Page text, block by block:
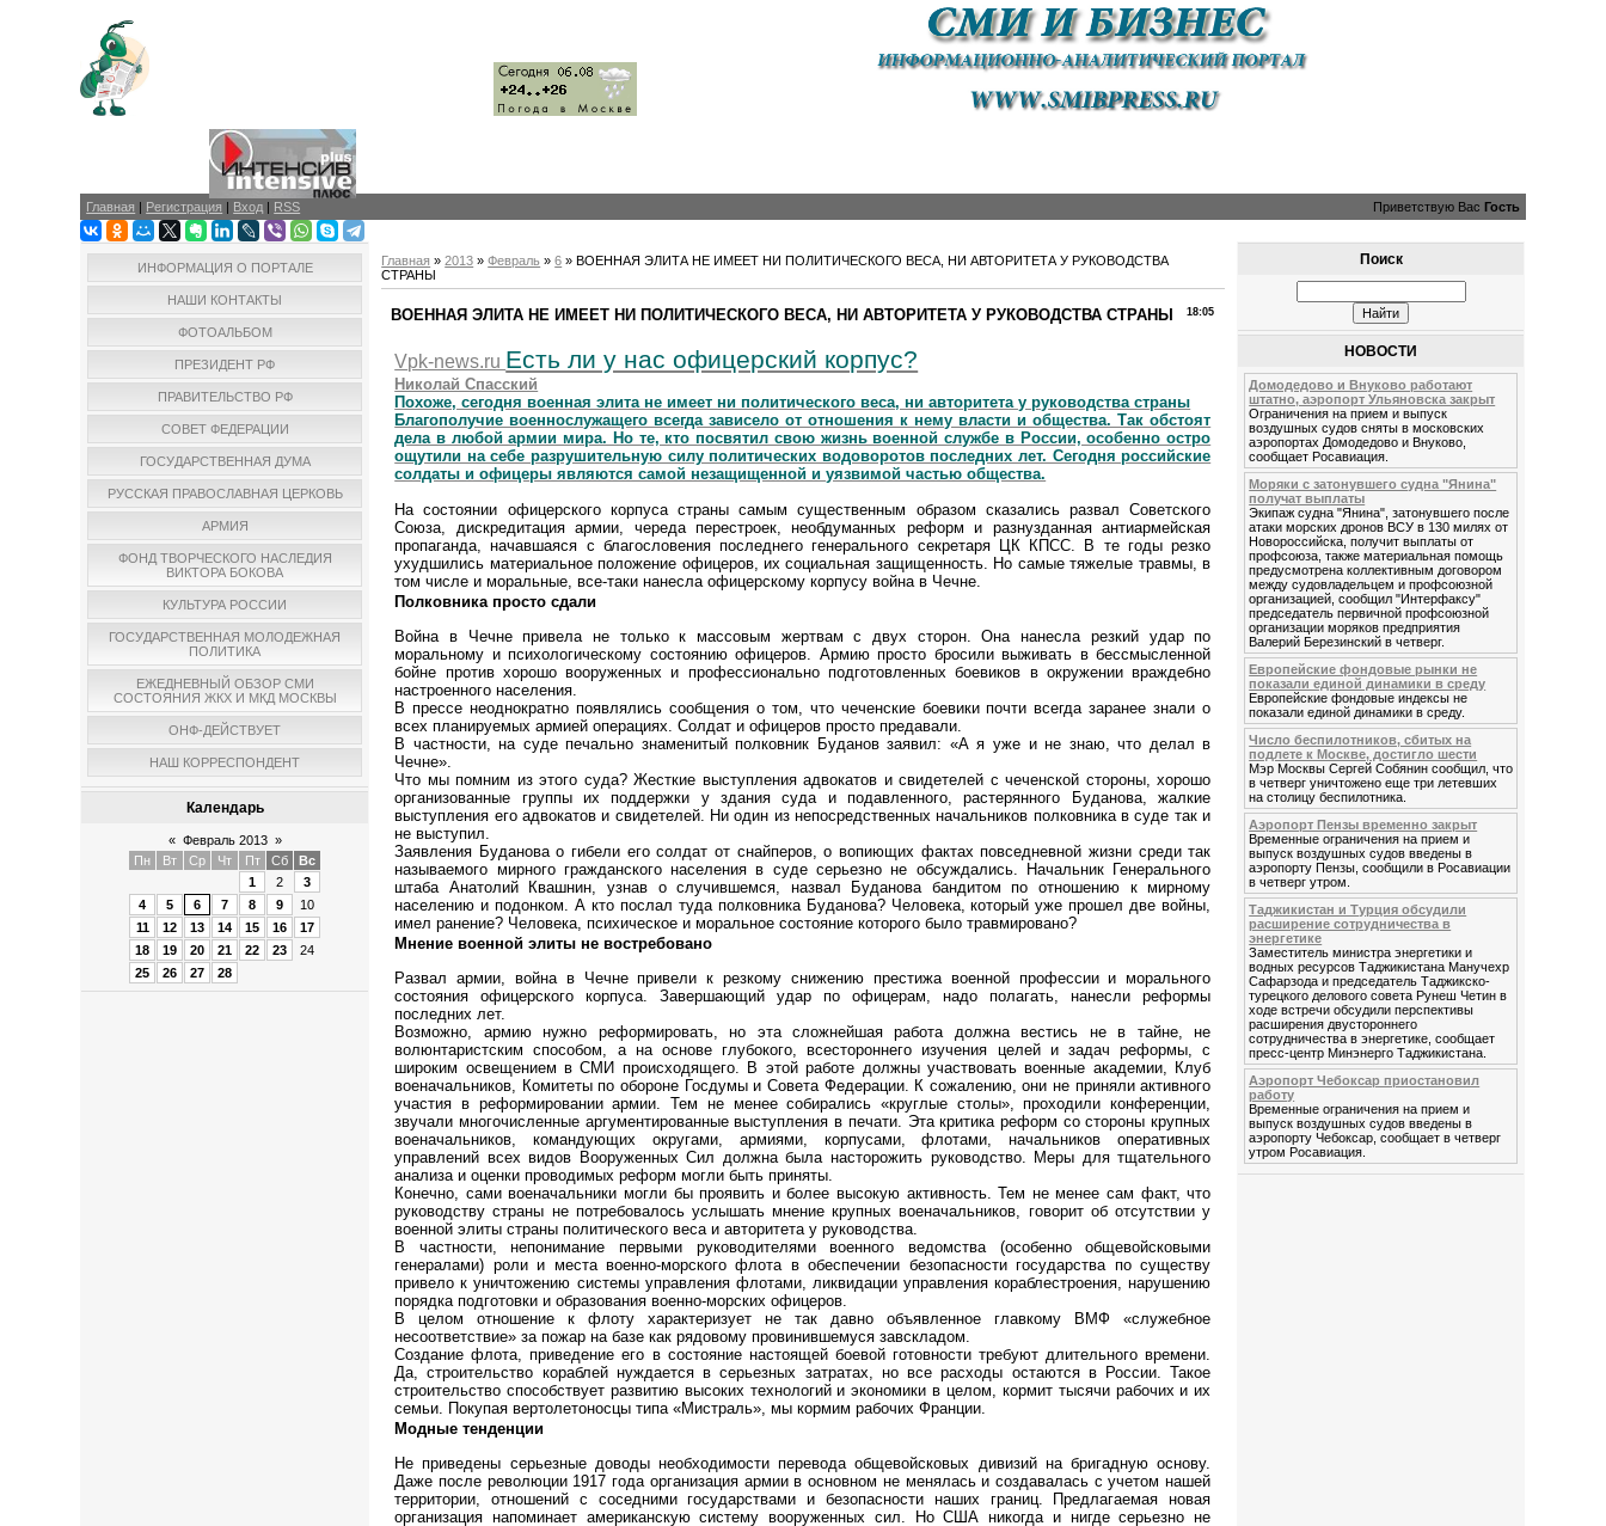
Главная | Регистрация | Вход | RSS Приветствую Вас Гость
ИНФОРМАЦИЯ О ПОРТАЛЕ
НАШИ КОНТАКТЫ
ФОТОАЛЬБОМ
ПРЕЗИДЕНТ РФ
ПРАВИТЕЛЬСТВО РФ
СОВЕТ ФЕДЕРАЦИИ
ГОСУДАРСТВЕННАЯ ДУМА
РУССКАЯ ПРАВОСЛАВНАЯ ЦЕРКОВЬ
АРМИЯ
ФОНД ТВОРЧЕСКОГО НАСЛЕДИЯ
ВИКТОРА БОКОВА
КУЛЬТУРА РОССИИ
ГОСУДАРСТВЕННАЯ МОЛОДЕЖНАЯ
ПОЛИТИКА
ЕЖЕДНЕВНЫЙ ОБЗОР СМИ
СОСТОЯНИЯ ЖКХ И МКД МОСКВЫ
ОНФ-ДЕЙСТВУЕТ
НАШ КОРРЕСПОНДЕНТ
Календарь
« Февраль 2013 »
Пн
Вт Ср Чт Пт Сб
Вс
1
2
3
4
5 6 7 8 9
10
11
12 13 14 15 16
17
18
19 20 21 22 23
24
25
26 27 28
Главная »2013 » Февраль » 6 » ВОЕННАЯ ЭЛИТА НЕ ИМЕЕТ НИ ПОЛИТИЧЕСКОГО ВЕСА, НИ АВТОРИТЕТА У РУКОВОДСТВА
СТРАНЫ
18:05
ВОЕННАЯ ЭЛИТА НЕ ИМЕЕТ НИ ПОЛИТИЧЕСКОГО ВЕСА, НИ АВТОРИТЕТА У РУКОВОДСТВА СТРАНЫ
Vpk-news.ru Есть ли у нас офицерский корпус?
Николай Спасский
Похоже, сегодня военная элита не имеет ни политического веса, ни авторитета у руководства страны
Благополучие военнослужащего всегда зависело от отношения к нему власти и общества. Так обстоят
дела в любой армии мира. Но те, кто посвятил свою жизнь военной службе в России, особенно остро
ощутили на себе разрушительную силу политических водоворотов последних лет. Сегодня российские
солдаты и офицеры являются самой незащищенной и уязвимой частью общества.
На состоянии офицерского корпуса страны самым существенным образом сказались развал Советского
Союза, дискредитация армии, череда перестроек, необдуманных реформ и разнузданная антиармейская
пропаганда, начавшаяся с благословения последнего генерального секретаря ЦК КПСС. В те годы резко
ухудшились материальное положение офицеров, их социальная защищенность. Но самые тяжелые травмы, в
том числе и моральные, все-таки нанесла офицерскому корпусу война в Чечне.
Полковника просто сдали
Война в Чечне привела не только к массовым жертвам с двух сторон. Она нанесла резкий удар по
моральному и психологическому состоянию офицеров. Армию просто бросили выживать в бессмысленной
бойне против хорошо вооруженных и профессионально подготовленных боевиков в окружении враждебно
настроенного населения.
В прессе неоднократно появлялись сообщения о том, что чеченские боевики почти всегда заранее знали о
всех планируемых армией операциях. Солдат и офицеров просто предавали.
В частности, на суде печально знаменитый полковник Буданов заявил: «А я уже и не знаю, что делал в
Чечне».
Что мы помним из этого суда? Жесткие выступления адвокатов и свидетелей с чеченской стороны, хорошо
организованные группы их поддержки у здания суда и подавленного, растерянного Буданова, жалкие
выступления его адвокатов и свидетелей. Ни один из непосредственных начальников полковника в суде так и
не выступил.
Заявления Буданова о гибели его солдат от снайперов, о вопиющих фактах повседневной жизни среди так
называемого мирного гражданского населения в суде серьезно не обсуждались. Начальник Генерального
штаба Анатолий Квашнин, узнав о случившемся, назвал Буданова бандитом по отношению к мирному
населению и подонком. А кто послал туда полковника Буданова? Человека, который уже прошел две войны,
имел ранение? Человека, психическое и моральное состояние которого было травмировано?
Мнение военной элиты не востребовано
Развал армии, война в Чечне привели к резкому снижению престижа военной профессии и морального
состояния офицерского корпуса. Завершающий удар по офицерам, надо полагать, нанесли реформы
последних лет.
Возможно, армию нужно реформировать, но эта сложнейшая работа должна вестись не в тайне, не
волюнтаристским способом, а на основе глубокого, всестороннего изучения целей и задач реформы, с
широким освещением в СМИ происходящего. В этой работе должны участвовать военные академии, Клуб
военачальников, Комитеты по обороне Госдумы и Совета Федерации. К сожалению, они не приняли активного
участия в реформировании армии. Тем не менее собирались «круглые столы», проходили конференции,
звучали многочисленные аргументированные выступления в печати. Эта критика реформ со стороны крупных
военачальников, командующих округами, армиями, корпусами, флотами, начальников оперативных
управлений всех видов Вооруженных Сил должна была насторожить руководство. Меры для тщательного
анализа и оценки проводимых реформ могли быть приняты.
Конечно, сами военачальники могли бы проявить и более высокую активность. Тем не менее сам факт, что
руководству страны не потребовалось услышать мнение крупных военачальников, говорит об отсутствии у
военной элиты страны политического веса и авторитета у руководства.
В частности, непонимание первыми руководителями военного ведомства (особенно общевойсковыми
генералами) роли и места военно-морского флота в обеспечении безопасности государства по существу
привело к уничтожению системы управления флотами, ликвидации управления кораблестроения, нарушению
порядка подготовки и образования военно-морских офицеров.
В целом отношение к флоту характеризует не так давно объявленное главкому ВМФ «служебное
несоответствие» за пожар на базе как рядовому провинившемуся завскладом.
Создание флота, приведение его в состояние настоящей боевой готовности требуют длительного времени.
Да, строительство кораблей нуждается в серьезных затратах, но все расходы остаются в России. Такое
строительство способствует развитию высоких технологий и экономики в целом, кормит тысячи рабочих и их
семьи. Покупая вертолетоносцы типа «Мистраль», мы кормим рабочих Франции.
Модные тенденции
Не приведены серьезные доводы необходимости перевода общевойсковых дивизий на бригадную основу.
Даже после революции 1917 года организация армии в основном не менялась и создавалась с учетом нашей
территории, отношений с соседними государствами и безопасности наших границ. Предлагаемая новая
организация напоминает американскую систему вооруженных сил. Но США никогда и нигде серьезно не
Поиск
НОВОСТИ
Домодедово и Внуково работают
штатно, аэропорт Ульяновска закрыт
Ограничения на прием и выпуск
воздушных судов сняты в московских
аэропортах Домодедово и Внуково,
сообщает Росавиация.
Моряки с затонувшего судна "Янина"
получат выплаты
Экипаж судна "Янина", затонувшего после
атаки морских дронов ВСУ в 130 милях от
Новороссийска, получит выплаты от
профсоюза, также материальная помощь
предусмотрена коллективным договором
между судовладельцем и профсоюзной
организацией, сообщил "Интерфаксу"
председатель первичной профсоюзной
организации моряков предприятия
Валерий Березинский в четверг.
Европейские фондовые рынки не
показали единой динамики в среду
Европейские фондовые индексы не
показали единой динамики в среду.
Число беспилотников, сбитых на
подлете к Москве, достигло шести
Мэр Москвы Сергей Собянин сообщил, что
в четверг уничтожено еще три летевших
на столицу беспилотника.
Аэропорт Пензы временно закрыт
Временные ограничения на прием и
выпуск воздушных судов введены в
аэропорту Пензы, сообщили в Росавиации
в четверг утром.
Таджикистан и Турция обсудили
расширение сотрудничества в
энергетике
Заместитель министра энергетики и
водных ресурсов Таджикистана Манучехр
Сафарзода и председатель Таджикско-
турецкого делового совета Рунеш Четин в
ходе встречи обсудили перспективы
расширения двустороннего
сотрудничества в энергетике, сообщает
пресс-центр Минэнерго Таджикистана.
Аэропорт Чебоксар приостановил
работу
Временные ограничения на прием и
выпуск воздушных судов введены в
аэропорту Чебоксар, сообщает в четверг
утром Росавиация.